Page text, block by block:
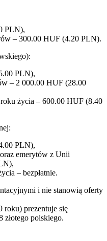
PLN),
– 300.00 HUF (4.20 PLN).
PLN),
– 2 000.00 HUF (28.00
życia – 600.00 HUF (8.40
PLN),
emerytów z Unii
– bezpłatnie.
i nie stanowią oferty
roku) prezentuje się
złotego polskiego.